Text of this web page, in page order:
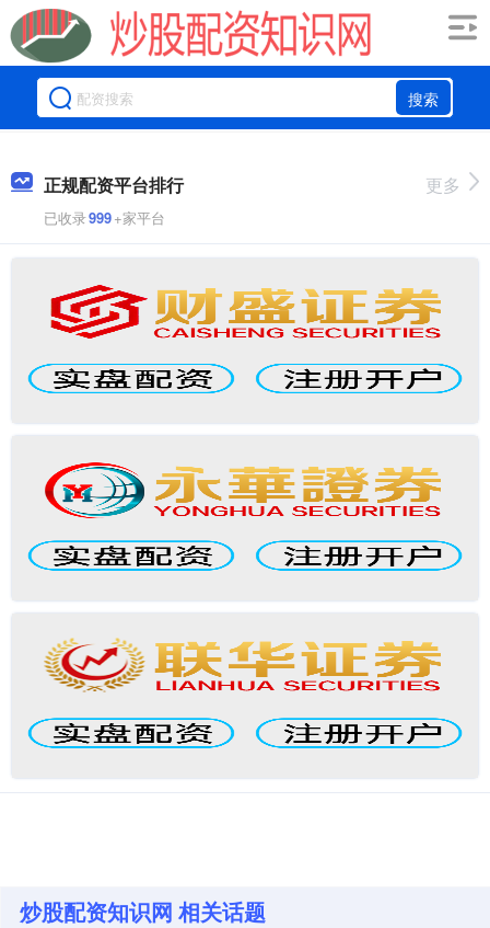
搜索
正规配资平台排行
已收录999+家平台
更多
炒股配资知识网 相关话题